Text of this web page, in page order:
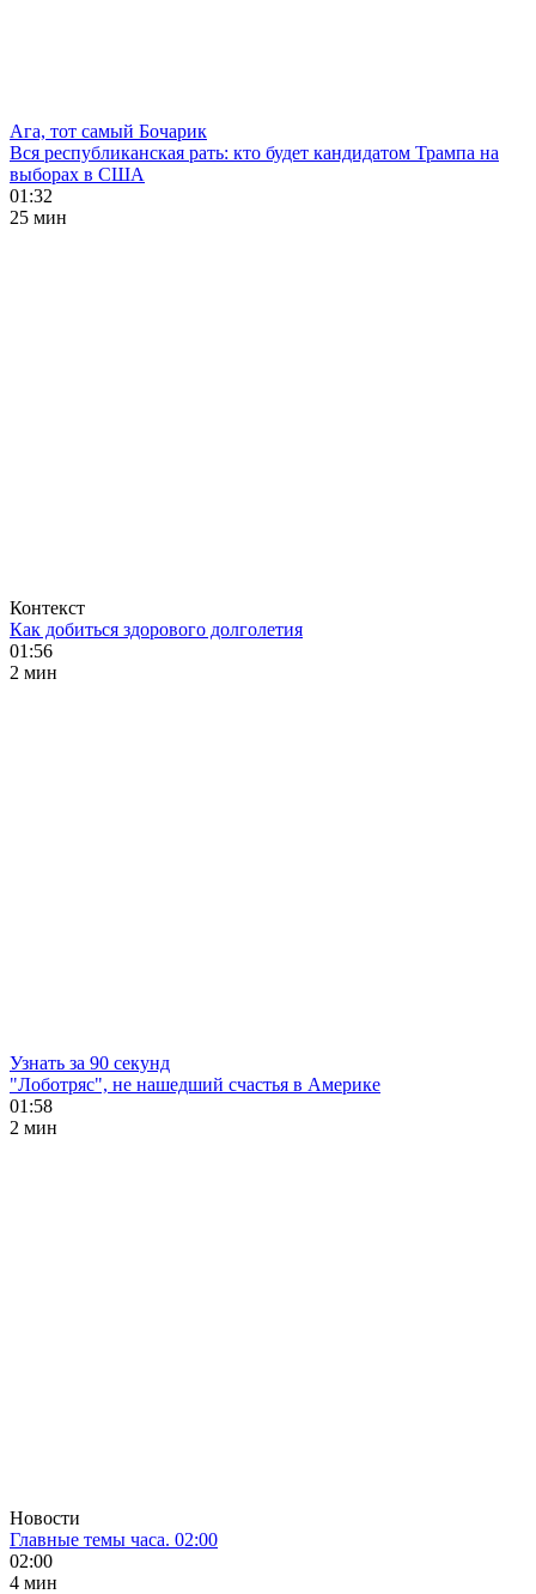
Ага, тот самый Бочарик
Вся республиканская рать: кто будет кандидатом Трампа на
выборах в США
01:32
25 мин
Контекст
Как добиться здорового долголетия
01:56
2 мин
Узнать за 90 секунд
"Лоботряс", не нашедший счастья в Америке
01:58
2 мин
Новости
Главные темы часа. 02:00
02:00
4 мин